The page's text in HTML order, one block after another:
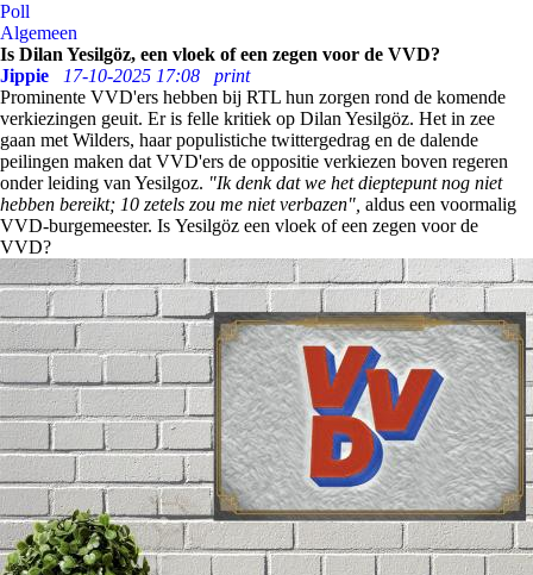
Poll
Algemeen
Is Dilan Yesilgöz, een vloek of een zegen voor de VVD?
Jippie
17-10-2025 17:08
print
Prominente VVD'ers hebben bij RTL hun zorgen rond de komende
verkiezingen geuit. Er is felle kritiek op Dilan Yesilgöz. Het in zee
gaan met Wilders, haar populistiche twittergedrag en de dalende
peilingen maken dat VVD'ers de oppositie verkiezen boven regeren
onder leiding van Yesilgoz. "Ik denk dat we het dieptepunt nog niet
hebben bereikt; 10 zetels zou me niet verbazen", aldus een voormalig
VVD-burgemeester. Is Yesilgöz een vloek of een zegen voor de
VVD?